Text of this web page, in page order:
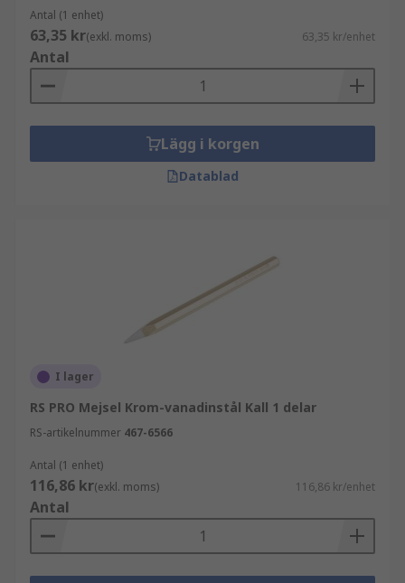
Antal (1 enhet)
63,35 kr(exkl. moms) 63,35 kr/enhet
Antal
Lägg i korgen
Datablad
I lager
RS PRO Mejsel Krom-vanadinstål Kall 1 delar
RS-artikelnummer 467-6566
Antal (1 enhet)
116,86 kr(exkl. moms) 116,86 kr/enhet
Antal